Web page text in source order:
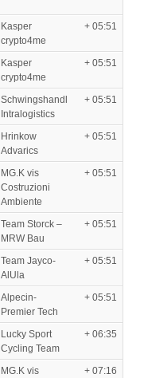
Kasper
crypto4me
+ 05:51
Kasper
crypto4me
+ 05:51
Schwingshandl
Intralogistics
+ 05:51
Hrinkow
Advarics
+ 05:51
MG.K vis
Costruzioni
Ambiente
+ 05:51
Team Storck –
MRW Bau
+ 05:51
Team Jayco-
AlUla
+ 05:51
Alpecin-
Premier Tech
+ 05:51
Lucky Sport
Cycling Team
+ 06:35
MG.K vis
+ 07:16